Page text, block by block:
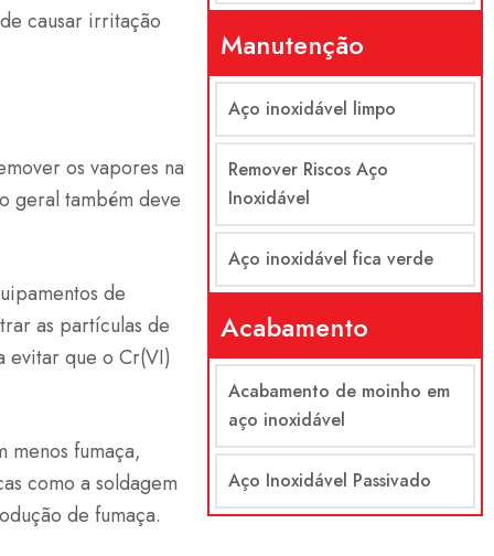
causar irritação
os vapores na
geral também deve
de
as partículas de
evitar que o Cr(VI)
fumaça,
como a soldagem
de fumaça.
Manutenção
Aço inoxidável limpo
Remover Riscos Aço
Inoxidável
Aço inoxidável fica verde
Acabamento
Acabamento de moinho em
aço inoxidável
Aço Inoxidável Passivado